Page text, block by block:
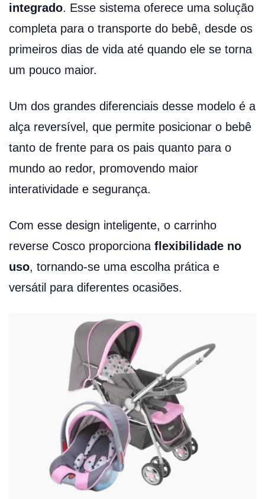
integrado. Esse sistema oferece uma solução
completa para o transporte do bebê, desde os
primeiros dias de vida até quando ele se torna
um pouco maior.
Um dos grandes diferenciais desse modelo é a
alça reversível, que permite posicionar o bebê
tanto de frente para os pais quanto para o
mundo ao redor, promovendo maior
interatividade e segurança.
Com esse design inteligente, o carrinho
reverse Cosco proporciona flexibilidade no
uso, tornando-se uma escolha prática e
versátil para diferentes ocasiões.